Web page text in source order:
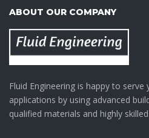
ABOUT OUR COMPANY
Fluid Engineering is happy to
applications by using advanced
qualified materials and highly